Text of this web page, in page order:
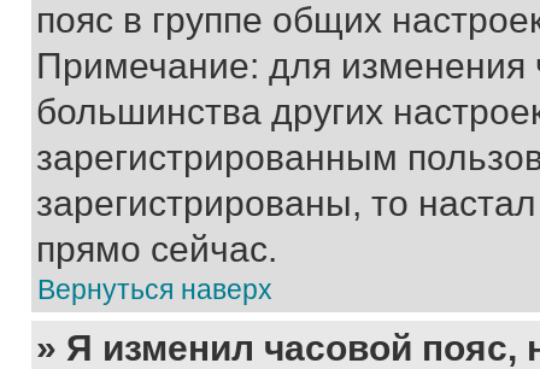
пояс в группе общих
Примечание: для изменения
большинства других
зарегистрированным
зарегистрированы, то
прямо сейчас.
Вернуться наверх
» Я изменил часовой пояс,